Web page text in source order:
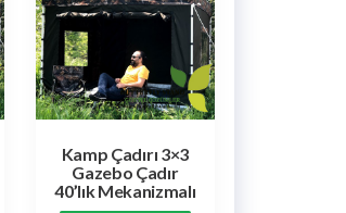
Kamp Çadırı 3×3
Gazebo Çadır
40’lık Mekanizmalı